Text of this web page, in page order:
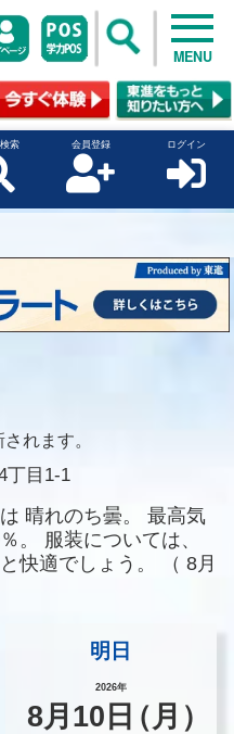
MENU
索 会員登録 ログイン
れます。
丁目1-1
晴れのち曇。
最高気
。
服装については、
快適でしょう。
（ 8月
明日
2026年
8月 10 日（月）